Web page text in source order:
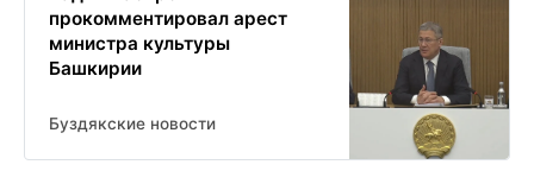
прокомментировал арест
министра культуры
Башкирии
Буздякские новости